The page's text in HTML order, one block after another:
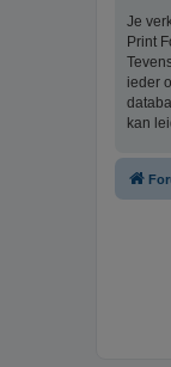
Je
Print
ieder
kan